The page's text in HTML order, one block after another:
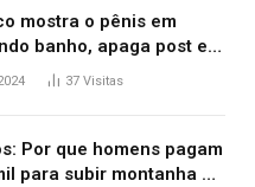
mostra o pênis em
banho, apaga post e
37 Visitas
Por que homens pagam
para subir montanha e